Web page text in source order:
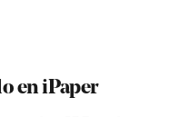
en iPaper